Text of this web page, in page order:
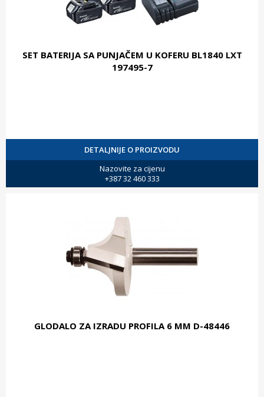
SET BATERIJA SA PUNJAČEM U KOFERU BL1840 LXT
197495-7
DETALJNIJE O PROIZVODU
Nazovite za cijenu
+387 32 460 333
GLODALO ZA IZRADU PROFILA 6 MM D-48446